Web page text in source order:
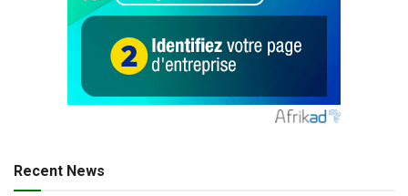
Recent News